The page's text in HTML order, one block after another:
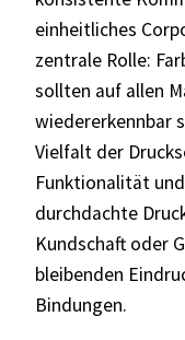
einheitliches
zentrale Rolle:
sollten auf allen
wiedererkennbar
Vielfalt der
Funktionalität
durchdachte
Kundschaft oder
bleibenden
Bindungen.